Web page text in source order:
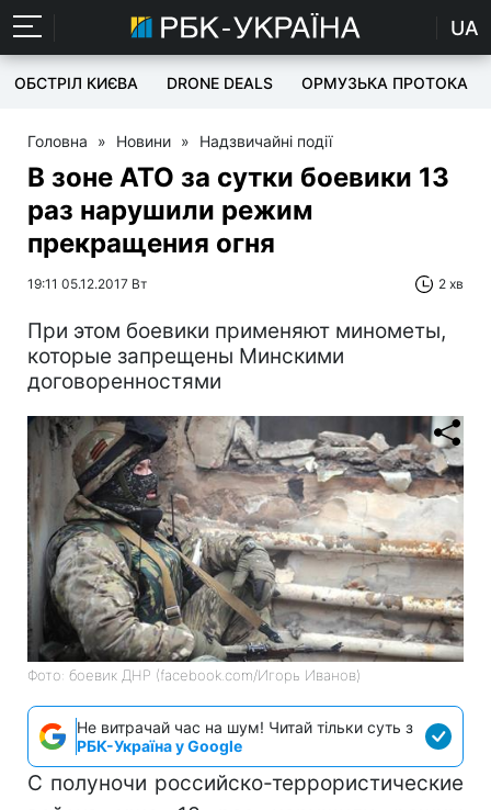
UA
ОБСТРІЛ КИЄВА DRONE DEALS ОРМУЗЬКА ПРОТОКА
Головна » Новини » Надзвичайні події
В зоне АТО за сутки боевики 13
раз нарушили режим
прекращения огня
19:11 05.12.2017 Вт 2 хв
При этом боевики применяют минометы,
которые запрещены Минскими
договоренностями
Фото: боевик ДНР (facebook.com/Игорь Иванов)
Не витрачай час на шум! Читай тільки суть з
РБК-Україна у Google
С полуночи российско-террористические